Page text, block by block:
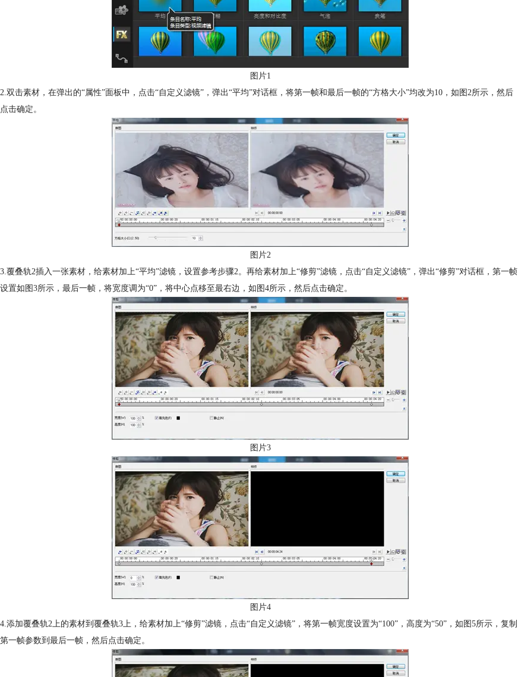
图片1
2.双击素材，在弹出的“属性”面板中，点击“自定义滤镜”，弹出“平均”对话框，将第一帧和最后一帧的“方格大小”均改为10，如图2所示，然后
点击确定。
图片2
3.覆叠轨2插入一张素材，给素材加上“平均”滤镜，设置参考步骤2。再给素材加上“修剪”滤镜，点击“自定义滤镜”，弹出“修剪”对话框，第一帧
设置如图3所示，最后一帧，将宽度调为“0”，将中心点移至最右边，如图4所示，然后点击确定。
图片3
图片4
4.添加覆叠轨2上的素材到覆叠轨3上，给素材加上“修剪”滤镜，点击“自定义滤镜”，将第一帧宽度设置为“100”，高度为“50”，如图5所示，复制
第一帧参数到最后一帧，然后点击确定。